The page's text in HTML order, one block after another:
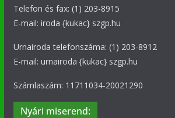
Telefon és fax: (1) 203-8915
E-mail: iroda {kukac} szgp.hu
Urnairoda telefonszáma: (1) 203-8912
E-mail: urnairoda {kukac} szgp.hu
Számlaszám: 11711034-20021290
Nyári miserend: